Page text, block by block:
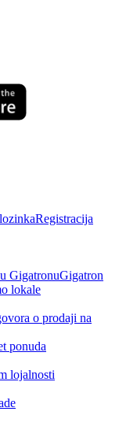
Registracija
GigatronuGigatron
lokale
o prodaji na
ponuda
lojalnosti